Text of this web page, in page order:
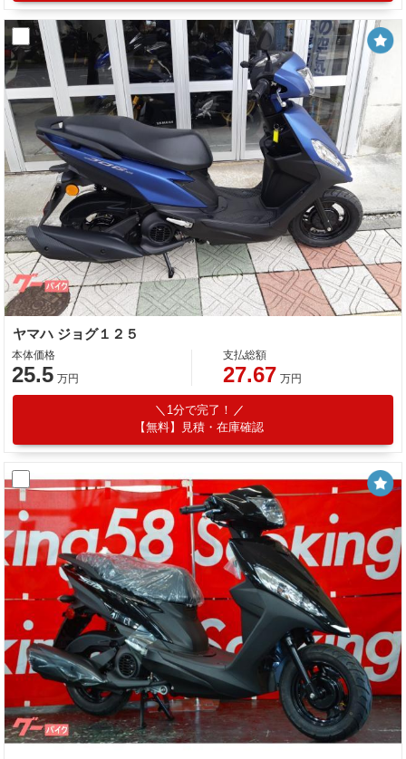
ヤマハ ジョグ１２５
本体価格
25.5 万円
支払総額
27.67 万円
1分で完了！
【無料】見積・在庫確認